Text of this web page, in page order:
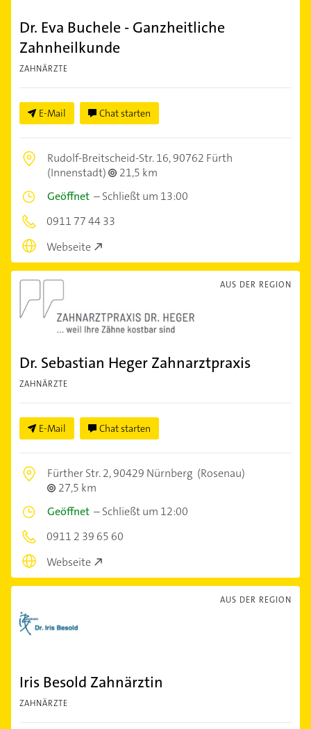
Dr. Eva Buchele - Ganzheitliche
Zahnheilkunde
ZAHNÄRZTE
E-Mail Chat starten
Rudolf-Breitscheid-Str. 16,90762 Fürth
(Innenstadt)
21,5 km
Geöffnet –Schließt um 13:00
0911 77 44 33
Webseite
AUS DER REGION
Dr. Sebastian Heger Zahnarztpraxis
ZAHNÄRZTE
E-Mail Chat starten
Fürther Str. 2,90429 Nürnberg (Rosenau)
27,5 km
Geöffnet –Schließt um 12:00
0911 2 39 65 60
Webseite
AUS DER REGION
Iris Besold Zahnärztin
ZAHNÄRZTE